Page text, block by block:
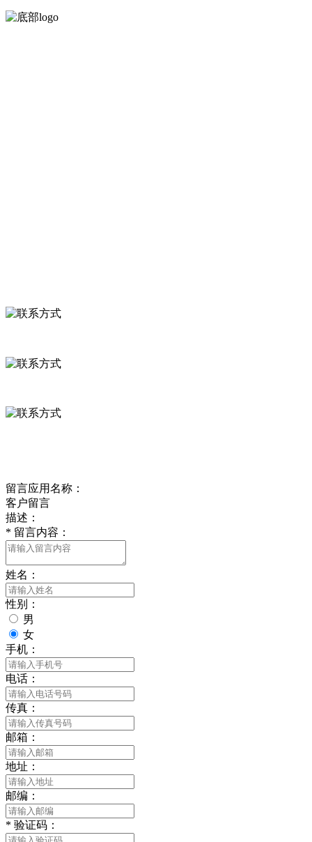
留言应用名称：
客户留言
描述：
* 留言内容：
姓名：
性别：
男
女
手机：
电话：
传真：
邮箱：
地址：
邮编：
* 验证码：